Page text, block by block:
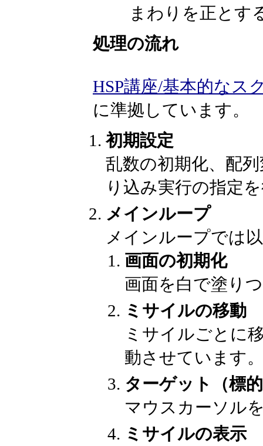
まわりを正とす
処理の流れ
HSP講座/基本的なス
に準拠しています。
初期設定
乱数の初期化、配
り込み実行の指定
メインループ
メインループでは
画面の初期化
画面を白で塗り
ミサイルの移動
ミサイルごとに
動させています
ターゲット（標
マウスカーソル
ミサイルの表示